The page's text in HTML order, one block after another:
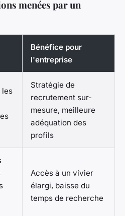
menées par un
Bénéfice pour
l'entreprise
les
Stratégie de
recrutement sur-
mesure, meilleure
adéquation des
profils
Accès à un vivier
élargi, baisse du
temps de recherche